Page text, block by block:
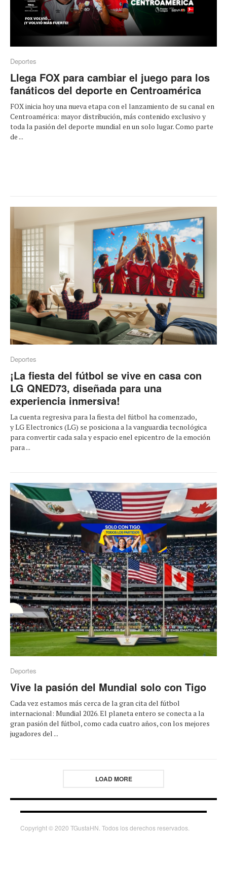
Deportes
Llega FOX para cambiar el juego para los
fanáticos del deporte en Centroamérica
FOX inicia hoy una nueva etapa con el lanzamiento de su canal en
Centroamérica: mayor distribución, más contenido exclusivo y
toda la pasión del deporte mundial en un solo lugar. Como parte
de ...
Deportes
¡La fiesta del fútbol se vive en casa con
LG QNED73, diseñada para una
experiencia inmersiva!
La cuenta regresiva para la fiesta del fútbol ha comenzado,
y LG Electronics (LG) se posiciona a la vanguardia tecnológica
para convertir cada sala y espacio enel epicentro de la emoción
para ...
Deportes
Vive la pasión del Mundial solo con Tigo
Cada vez estamos más cerca de la gran cita del fútbol
internacional: Mundial 2026. El planeta entero se conecta a la
gran pasión del fútbol, como cada cuatro años, con los mejores
jugadores del ...
LOAD MORE
Copyright © 2020 TGustaHN. Todos los derechos reservados.